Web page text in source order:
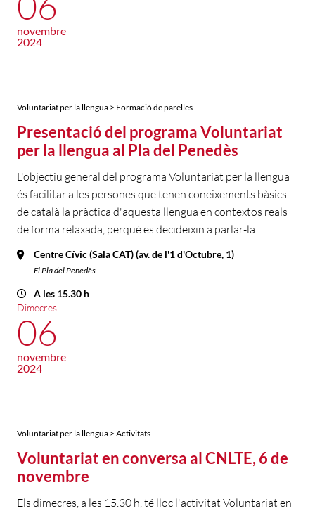
novembre
2024
Voluntariat per la llengua > Formació de parelles
Presentació del programa Voluntariat
per la llengua al Pla del Penedès
L'objectiu general del programa Voluntariat per la llengua
és facilitar a les persones que tenen coneixements bàsics
de català la pràctica d'aquesta llengua en contextos reals
de forma relaxada, perquè es decideixin a parlar-la.
Centre Cívic (Sala CAT) (av. de l'1 d'Octubre, 1)
El Pla del Penedès
A les 15.30 h
Dimecres
06
novembre
2024
Voluntariat per la llengua > Activitats
Voluntariat en conversa al CNLTE, 6 de
novembre
Els dimecres, a les 15.30 h, té lloc l'activitat Voluntariat en